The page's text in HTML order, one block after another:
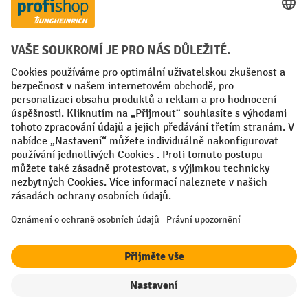
Faktura
Sociální sítě
Facebook
YouTube
LinkedIn
VODP Otisk
Prohlášení o ochraně osobních údajů
Nastavení ochrany osobních údajů
All prices excl. VAT plus shipping costs and possible delivery charges,
if not stated otherwise.